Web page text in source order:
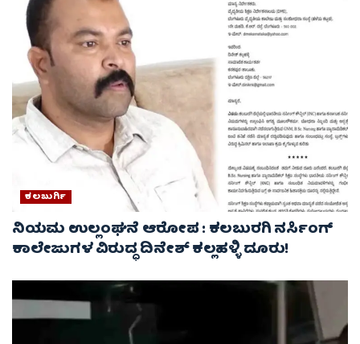
ಕಲಬುರ್ಗಿ
ನಿಯಮ ಉಲ್ಲಂಘನೆ ಆರೋಪ : ಕಲಬುರಗಿ ನರ್ಸಿಂಗ್
ಕಾಲೇಜುಗಳ ವಿರುದ್ಧ ದಿನೇಶ್ ಕಲ್ಲಹಳ್ಳಿ ದೂರು!